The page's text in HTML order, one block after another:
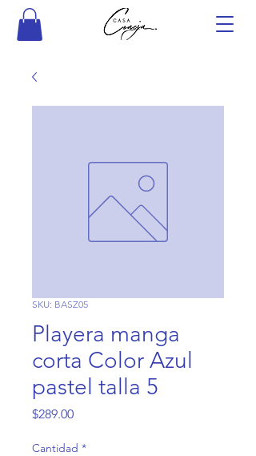
SKU: BASZ05
Playera manga
corta Color Azul
pastel talla 5
$289.00Precio
Cantidad *